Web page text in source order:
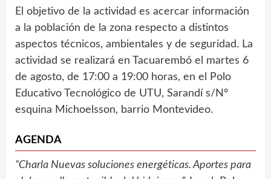
El objetivo de la actividad es acercar información
a la población de la zona respecto a distintos
aspectos técnicos, ambientales y de seguridad. La
actividad se realizará en Tacuarembó el martes 6
de agosto, de 17:00 a 19:00 horas, en el Polo
Educativo Tecnológico de UTU, Sarandí s/Nº
esquina Michoelsson, barrio Montevideo.
AGENDA
“Charla Nuevas soluciones energéticas. Aportes para